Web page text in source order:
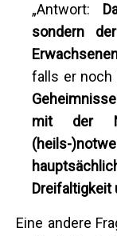
„Antwort:
sondern
falls er noch
mit der
(heils-
Dreifaltigkeit
Eine andere